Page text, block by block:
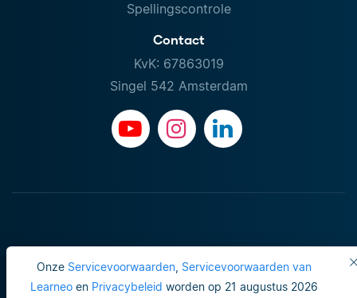
Onze Servicevoorwaarden, Servicevoorwaarden van
Learneoen Privacybeleid worden op 21 augustus 2026
Spellingscontrole
Contact
KvK: 67863019
Singel 542 Amsterdam